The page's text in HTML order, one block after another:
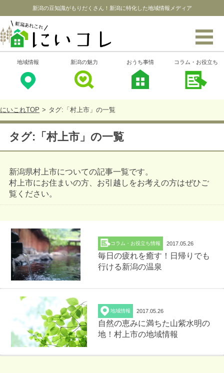
新潟の豆知識がもりだくさん！ 新潟に特化した地域情報メディア
地域情報 新潟の魅力 おうち事情 コラム・お役立ち
にいこれTOP タグ:「村上市」の一覧
タグ:「村上市」の一覧
新潟県村上市についての記事一覧です。
村上市にお住まいの方、お引越しをお考えの方はぜひご
覧ください。
コラム・お役立ち情報 2017.05.26
毎日の疲れを癒す！日帰りでも
行ける新潟の温泉
地域情報 2017.05.26
自然の恵みに満ちた山紫水明の
地！村上市の地域情報